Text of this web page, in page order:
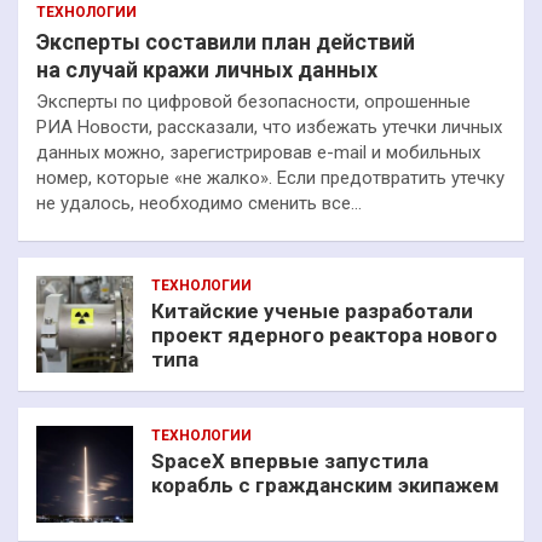
ТЕХНОЛОГИИ
Эксперты составили план действий
на случай кражи личных данных
Эксперты по цифровой безопасности, опрошенные
РИА Новости, рассказали, что избежать утечки личных
данных можно, зарегистрировав e-mail и мобильных
номер, которые «не жалко». Если предотвратить утечку
не удалось, необходимо сменить все…
ТЕХНОЛОГИИ
Китайские ученые разработали
проект ядерного реактора нового
типа
ТЕХНОЛОГИИ
SpaceX впервые запустила
корабль с гражданским экипажем